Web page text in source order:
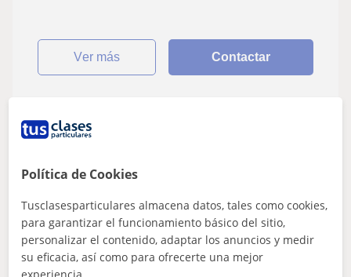
ver más Contactar
Alaquàs, Aldaia, Picanya, Tor...
ESO
Política de Cookies
Tusclasesparticulares almacena datos, tales como cookies,
para garantizar el funcionamiento básico del sitio,
personalizar el contenido, adaptar los anuncios y medir
su eficacia, así como para ofrecerte una mejor
experiencia.